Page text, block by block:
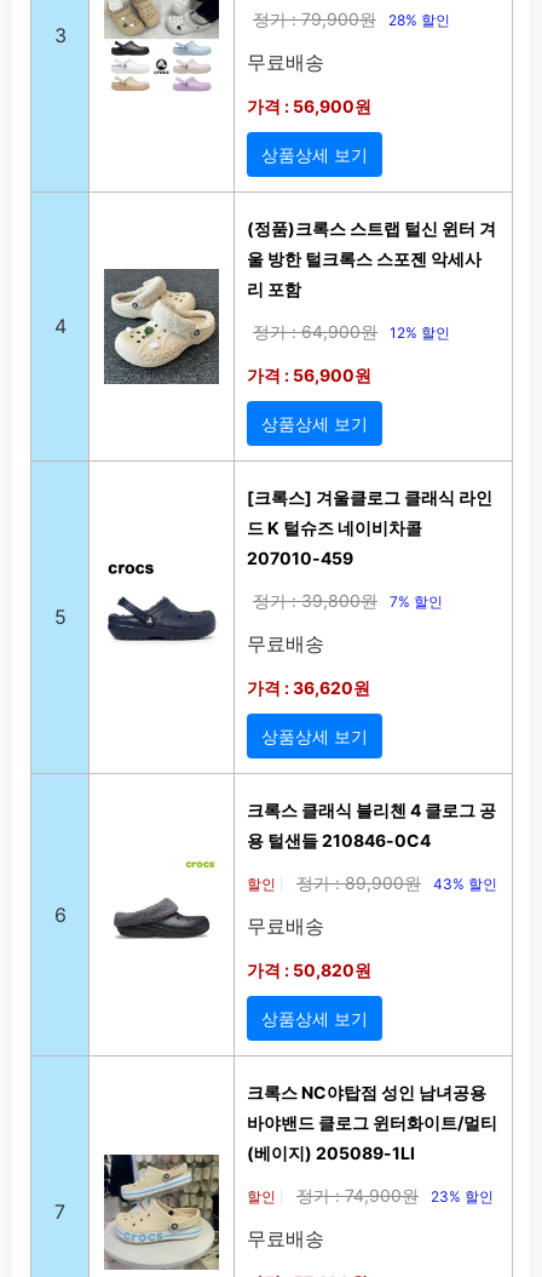
3
정가 : 79,900원 28% 할인
무료배송
가격 : 56,900원
상품상세 보기
4
(정품)크록스 스트랩 털신 윈터 겨
울 방한 털크록스 스포젠 악세사
리 포함
정가 : 64,900원 12% 할인
가격 : 56,900원
상품상세 보기
5
[크록스] 겨울클로그 클래식 라인
드 K 털슈즈 네이비차콜
207010-459
정가 : 39,800원 7% 할인
무료배송
가격 : 36,620원
상품상세 보기
6
크록스 클래식 블리첸 4 클로그 공
용 털샌들 210846-0C4
할인 정가 : 89,900원 43% 할인
무료배송
가격 : 50,820원
상품상세 보기
7
크록스 NC야탑점 성인 남녀공용
바야밴드 클로그 윈터화이트/멀티
(베이지) 205089-1LI
할인 정가 : 74,900원 23% 할인
무료배송